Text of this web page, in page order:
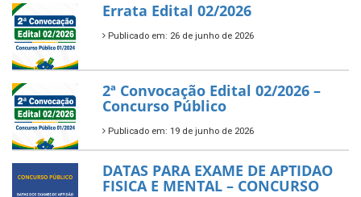
Errata Edital 02/2026
Publicado em: 26 de junho de 2026
2ª Convocação Edital 02/2026 –
Concurso Público
Publicado em: 19 de junho de 2026
DATAS PARA EXAME DE APTIDAO
FISICA E MENTAL – CONCURSO